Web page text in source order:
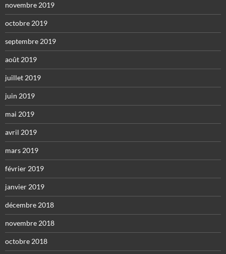
novembre 2019
octobre 2019
septembre 2019
août 2019
juillet 2019
juin 2019
mai 2019
avril 2019
mars 2019
février 2019
janvier 2019
décembre 2018
novembre 2018
octobre 2018